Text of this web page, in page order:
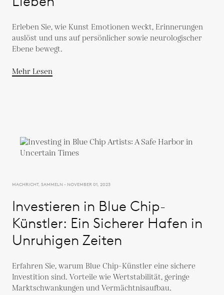
Erleben Sie, wie Kunst Emotionen weckt, Erinnerungen
auslöst und uns auf persönlicher sowie neurologischer
Ebene bewegt.
Mehr Lesen
MACHRICHT, SAMMELN - NOVEMBER 01, 2023
Investieren in Blue Chip-
Künstler: Ein Sicherer Hafen in
Unruhigen Zeiten
Erfahren Sie, warum Blue Chip-Künstler eine sichere
Investition sind. Vorteile wie Wertstabilität, geringe
Marktschwankungen und Vermächtnisaufbau.